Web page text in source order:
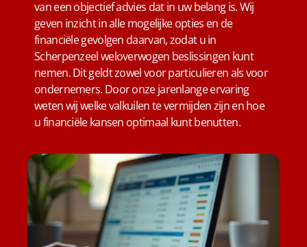
van een objectief advies dat in uw belang is. Wij
geven inzicht in alle mogelijke opties en de
financiële gevolgen daarvan, zodat u in
Scherpenzeel weloverwogen beslissingen kunt
nemen. Dit geldt zowel voor particulieren als voor
ondernemers. Door onze jarenlange ervaring
weten wij welke valkuilen te vermijden zijn en hoe
u financiële kansen optimaal kunt benutten.